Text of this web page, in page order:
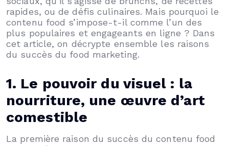
rapides, ou de défis culinaires. Mais pourquoi le
contenu food s’impose-t-il comme l’un des
plus populaires et engageants en ligne ? Dans
cet article, on décrypte ensemble les raisons
du succès du food marketing.
1. Le pouvoir du visuel : la
nourriture, une œuvre d’art
comestible
La première raison du succès du contenu food